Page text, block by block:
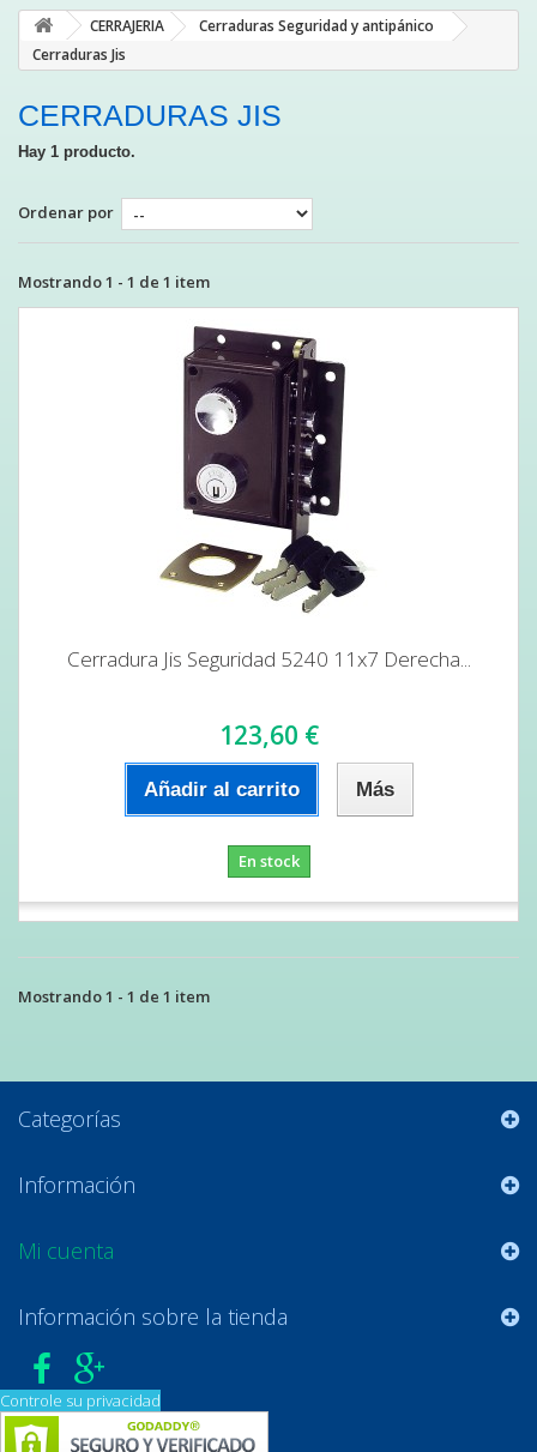
CERRAJERIA
Cerraduras Seguridad y antipánico
Cerraduras Jis
CERRADURAS JIS
Hay 1 producto.
Ordenar por
Mostrando 1 - 1 de 1 item
Cerradura Jis Seguridad 5240 11x7 Derecha...
123,60 €
Añadir al carrito Más
En stock
Mostrando 1 - 1 de 1 item
Categorías
Información
Mi cuenta
Información sobre la tienda
Controle su privacidad